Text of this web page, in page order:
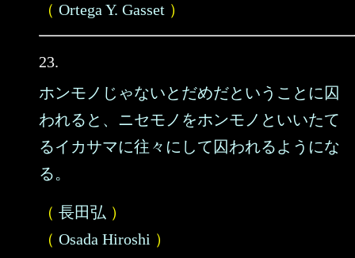
（ Ortega Y. Gasset ）
23.
ホンモノじゃないとだめだということに囚
われると、ニセモノをホンモノといいたて
るイカサマに往々にして囚われるようにな
る。
（ 長田弘 ）
（ Osada Hiroshi ）